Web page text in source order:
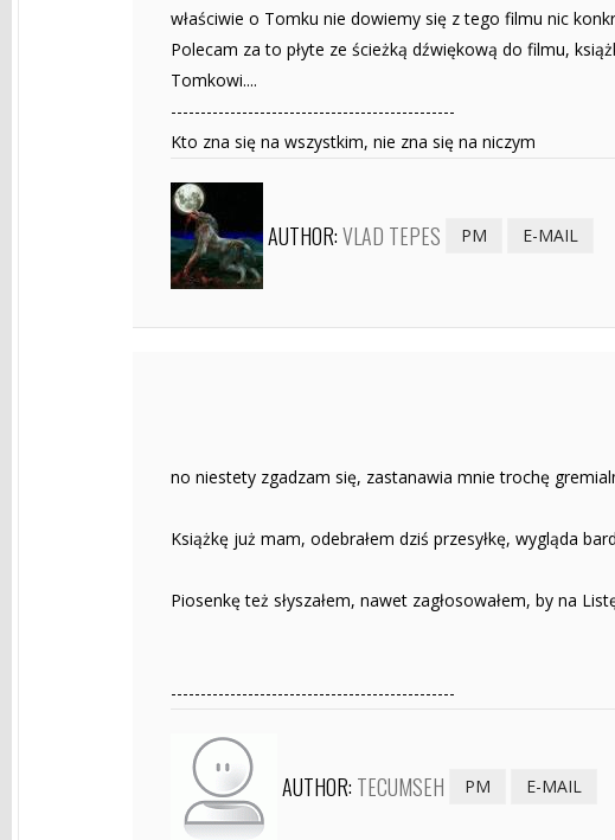
właściwie o Tomku nie dowiemy się z tego filmu nic
Polecam za to płyte ze ścieżką dźwiękową do filmu,
Tomkowi....
------------------------------------------------
Kto zna się na wszystkim, nie zna się na niczym
AUTHOR:VLAD TEPES PM E-MAIL
no niestety zgadzam się, zastanawia mnie trochę
Książkę już mam, odebrałem dziś przesyłkę, wygląda
Piosenkę też słyszałem, nawet zagłosowałem, by na
------------------------------------------------
AUTHOR: TECUMSEH PM E-MAIL